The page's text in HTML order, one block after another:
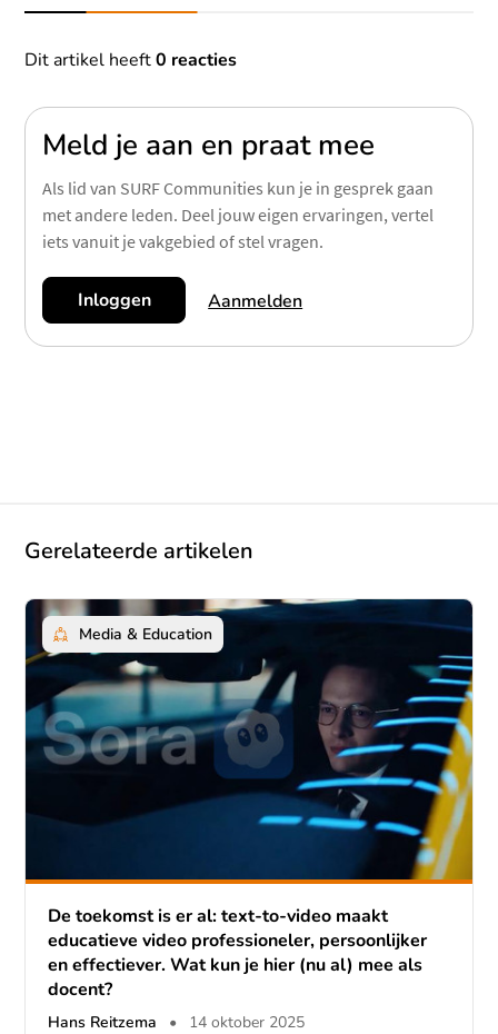
Reacties
Dit artikel heeft0 reacties
Meld je aan en praat mee
Als lid van SURF Communities kun je in gesprek gaan
met andere leden. Deel jouw eigen ervaringen, vertel
iets vanuit je vakgebied of stel vragen.
Inloggen Aanmelden
Gerelateerde artikelen
De toekomst is er al: text-to-video maakt
educatieve video professioneler, persoonlijker
en effectiever. Wat kun je hier (nu al) mee als
docent?
Hans Reitzema • 14 oktober 2025
Media & Education